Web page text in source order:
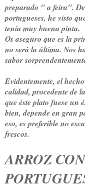
preparado " a feira".
portugueses, he visto
tenía muy buena pinta.
Os aseguro que es la
no será la última. Nos
sabor
Evidentemente, el
calidad, procedente de
que éste plato fuese un
bien, depende en gran
eso, es preferible no
frescos.
ARROZ